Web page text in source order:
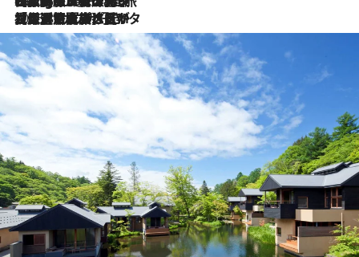
2026.8.3
【厳選旅コスメ】「保湿もタイパ重視！」“サウナ好き”タレント清水みさとが愛用する夏旅ベストコスメを発表！【Mサイズジップ】